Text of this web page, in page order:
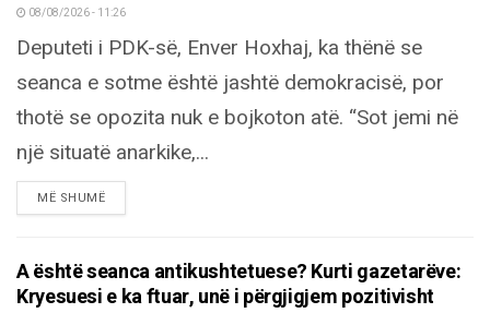
08/08/2026 - 11:26
Deputeti i PDK-së, Enver Hoxhaj, ka thënë se
seanca e sotme është jashtë demokracisë, por
thotë se opozita nuk e bojkoton atë. “Sot jemi në
një situatë anarkike,...
MË SHUMËDETAILS
A është seanca antikushtetuese? Kurti gazetarëve:
Kryesuesi e ka ftuar, unë i përgjigjem pozitivisht